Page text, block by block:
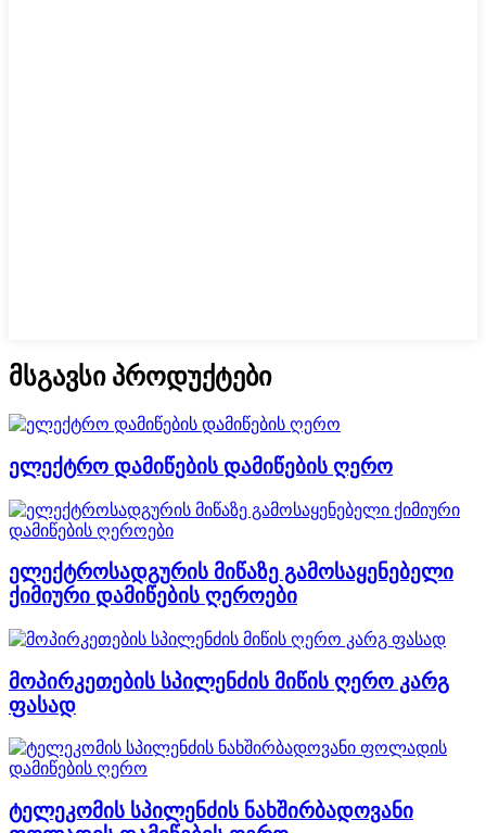
მსგავსი პროდუქტები
ელექტრო დამიწების დამიწების ღერო
ელექტროსადგურის მიწაზე გამოსაყენებელი
ქიმიური დამიწების ღეროები
მოპირკეთების სპილენძის მიწის ღერო კარგ
ფასად
ტელეკომის სპილენძის ნახშირბადოვანი